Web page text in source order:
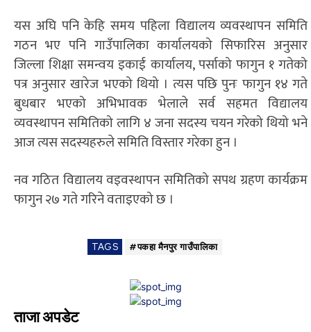
यस अघि पनि केहि समय पहिला विद्यालय व्यवस्थापन समिति
गठन भए पनि गाउँपालिका कार्यालयको सिफारिस अनुसार
जिल्ला शिक्षा समन्वय इकाई कार्यालय, पर्साको फागुन १ गतेको
पत्र अनुसार खारेज भएको थियो । त्यस पछि पुनः फागुन १४ गते
बुधबार भएको अभिभावक भेलाले सर्व सहमत विद्यालय
व्यवस्थापन समितिको लागि ४ जना सदस्य चयन गरेको थियो भने
आज त्यस सदस्यहरुले समिति विस्तार गरेका हुन ।
नव गठित विद्यालय वइवस्थापन समितिको सपथ ग्रहण कार्यक्रम
फागुन २७ गते गरिने वताइएको छ ।
TAGS #पकहा मैनपुर गाउँपालिका
ताजा अपडेट